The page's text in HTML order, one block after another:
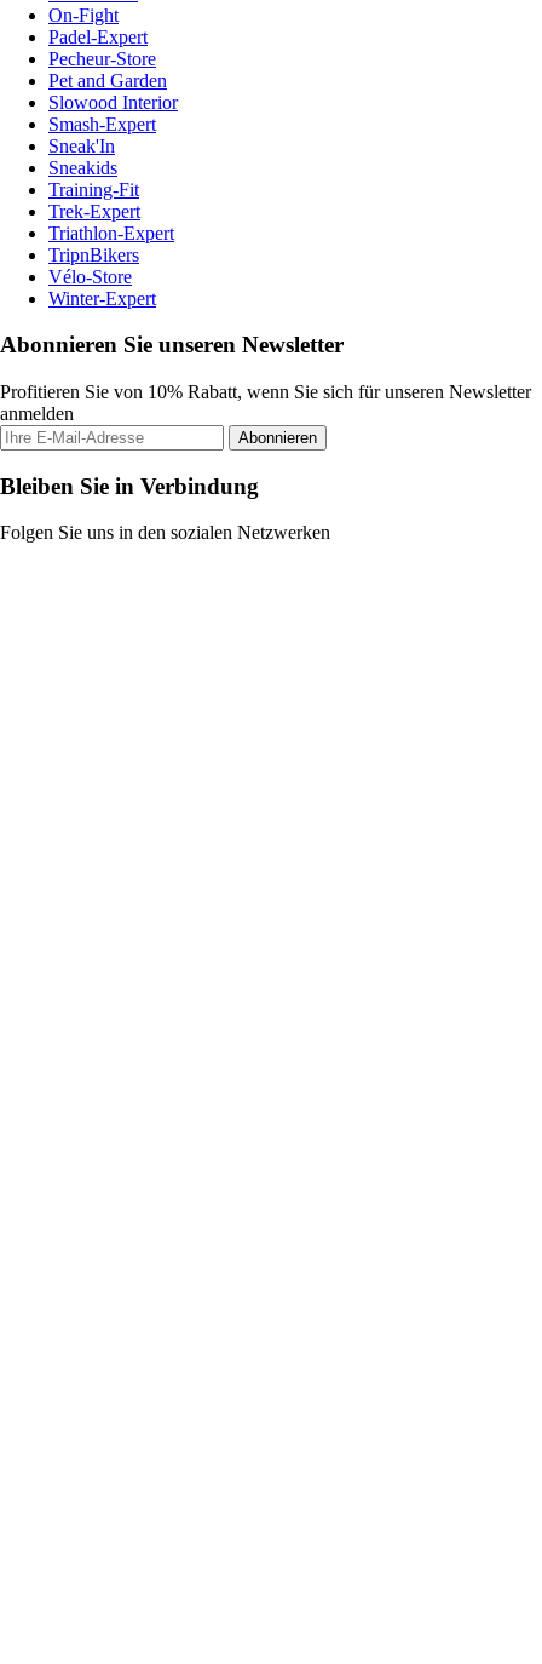
On-Fight
Padel-Expert
Pecheur-Store
Pet and Garden
Slowood Interior
Smash-Expert
Sneak'In
Sneakids
Training-Fit
Trek-Expert
Triathlon-Expert
TripnBikers
Vélo-Store
Winter-Expert
Abonnieren Sie unseren Newsletter
Profitieren Sie von 10% Rabatt, wenn Sie sich für unseren Newsletter
anmelden
Abonnieren
Bleiben Sie in Verbindung
Folgen Sie uns in den sozialen Netzwerken